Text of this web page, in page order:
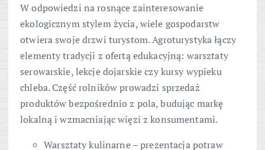
W odpowiedzi na rosnące zainteresowanie
ekologicznym stylem życia, wiele gospodarstw
otwiera swoje drzwi turystom. Agroturystyka łączy
elementy tradycji z ofertą edukacyjną: warsztaty
serowarskie, lekcje dojarskie czy kursy wypieku
chleba. Część rolników prowadzi sprzedaż
produktów bezpośrednio z pola, budując markę
lokalną i wzmacniając więzi z konsumentami.
Warsztaty kulinarne – prezentacja potraw